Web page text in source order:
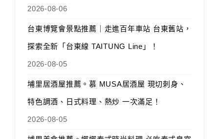
2026-08-06
台東博覽會景點推薦｜走進百年車站 台東舊站，
探索全新「台東線 TAITUNG Line」！
2026-08-05
埔里居酒屋推薦。慕 MUSA居酒屋 現切刺身、
特色調酒、日式料理、熱炒 一次滿足！
2026-08-05